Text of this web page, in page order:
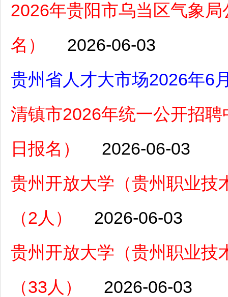
2026年贵阳市乌当区气象
名）
2026-06-03
贵州省人才大市场2026年6
清镇市2026年统一公开招
日报名）
2026-06-03
贵州开放大学（贵州职业技
（2人）
2026-06-03
贵州开放大学（贵州职业技
（33人）
2026-06-03